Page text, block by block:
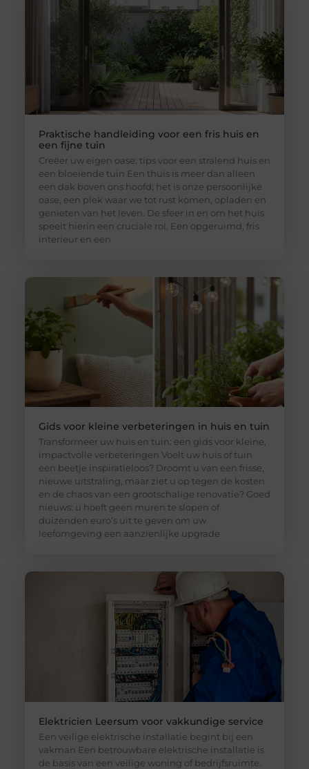
Praktische handleiding voor een fris huis en
een fijne tuin
Creëer uw eigen oase: tips voor een stralend huis en
een bloeiende tuin Een thuis is meer dan alleen
een dak boven ons hoofd; het is onze persoonlijke
oase, een plek waar we tot rust komen, opladen en
genieten van het leven. De sfeer in en om het huis
speelt hierin een cruciale rol. Een opgeruimd, fris
interieur en een
Gids voor kleine verbeteringen in huis en tuin
Transformeer uw huis en tuin: een gids voor kleine,
impactvolle verbeteringen Voelt uw huis of tuin
een beetje inspiratieloos? Droomt u van een frisse,
nieuwe uitstraling, maar ziet u op tegen de kosten
en de chaos van een grootschalige renovatie? Goed
nieuws: u hoeft geen muren te slopen of
duizenden euro’s uit te geven om uw
leefomgeving een aanzienlijke upgrade
Elektricien Leersum voor vakkundige service
Een veilige elektrische installatie begint bij een
vakman Een betrouwbare elektrische installatie is
de basis van een veilige woning of bedrijfsruimte.